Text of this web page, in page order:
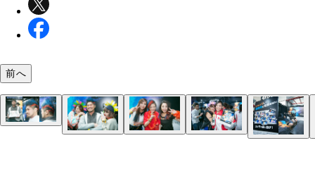
２ヵ月以上髪を切っておらず、もっさりしていた
しかしこんなステキな姿に！？
前へ